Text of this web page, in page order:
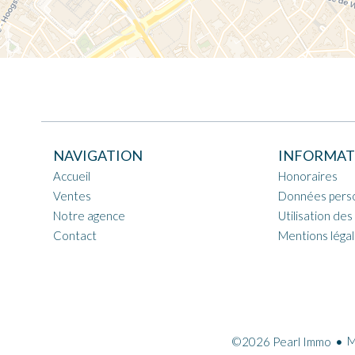
NAVIGATION
Accueil
Ventes
Notre agence
Contact
Honoraires
Données
Utilisation
Mentions
©2026 Pearl Immo